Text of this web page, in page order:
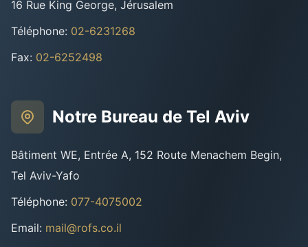
16 Rue King George, Jérusalem
Téléphone: 02-6231268
Fax: 02-6252498
Notre Bureau de Tel Aviv
Bâtiment WE, Entrée A, 152 Route Menachem Begin,
Tel Aviv-Yafo
Téléphone: 077-4075002
Email: mail@rofs.co.il